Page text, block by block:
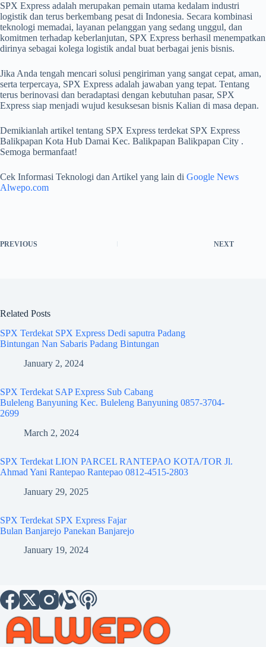
SPX Express adalah merupakan pemain utama kedalam industri
logistik dan terus berkembang pesat di Indonesia. Secara kombinasi
teknologi memadai, layanan pelanggan yang sedang unggul, dan
komitmen terhadap keberlanjutan, SPX Express berhasil menempatkan
dirinya sebagai kolega logistik andal buat berbagai jenis bisnis.
Jika Anda tengah mencari solusi pengiriman yang sangat cepat, aman,
serta terpercaya, SPX Express adalah jawaban yang tepat. Tentang
terus berinovasi dan beradaptasi dengan kebutuhan pasar, SPX
Express siap menjadi wujud kesuksesan bisnis Kalian di masa depan.
Demikianlah artikel tentang SPX Express terdekat SPX Express
Balikpapan Kota Hub Damai Kec. Balikpapan Balikpapan City .
Semoga bermanfaat!
Cek Informasi Teknologi dan Artikel yang lain di Google News
Alwepo.com
PREVIOUS NEXT
Related Posts
SPX Terdekat SPX Express Dedi saputra Padang
Bintungan Nan Sabaris Padang Bintungan
January 2, 2024
SPX Terdekat SAP Express Sub Cabang
Buleleng Banyuning Kec. Buleleng Banyuning 0857-3704-
2699
March 2, 2024
SPX Terdekat LION PARCEL RANTEPAO KOTA/TOR Jl.
Ahmad Yani Rantepao Rantepao 0812-4515-2803
January 29, 2025
SPX Terdekat SPX Express Fajar
Bulan Banjarejo Panekan Banjarejo
January 19, 2024